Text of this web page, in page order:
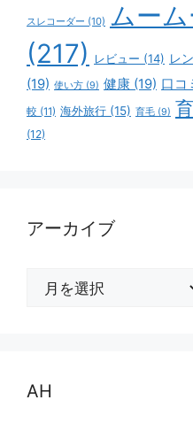
スレコーダー (10) ムー
(217)
レビュー (14) レ
(19) 使い方 (9) 健康 (19) 口コ
較 (11) 海外旅行 (15) 育毛 (9)
(12)
アーカイブ
AH